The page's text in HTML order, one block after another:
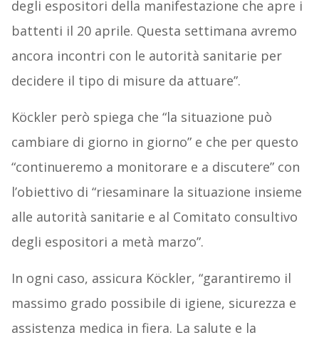
degli espositori della manifestazione che apre i
battenti il 20 aprile. Questa settimana avremo
ancora incontri con le autorità sanitarie per
decidere il tipo di misure da attuare”.
Köckler però spiega che “la situazione può
cambiare di giorno in giorno” e che per questo
“continueremo a monitorare e a discutere” con
l’obiettivo di “riesaminare la situazione insieme
alle autorità sanitarie e al Comitato consultivo
degli espositori a metà marzo”.
In ogni caso, assicura Köckler, “garantiremo il
massimo grado possibile di igiene, sicurezza e
assistenza medica in fiera. La salute e la